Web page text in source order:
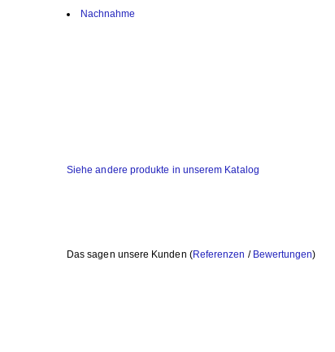
Nachnahme
Siehe andere produkte in unserem Katalog
Das sagen unsere Kunden (Referenzen / Bewertungen)